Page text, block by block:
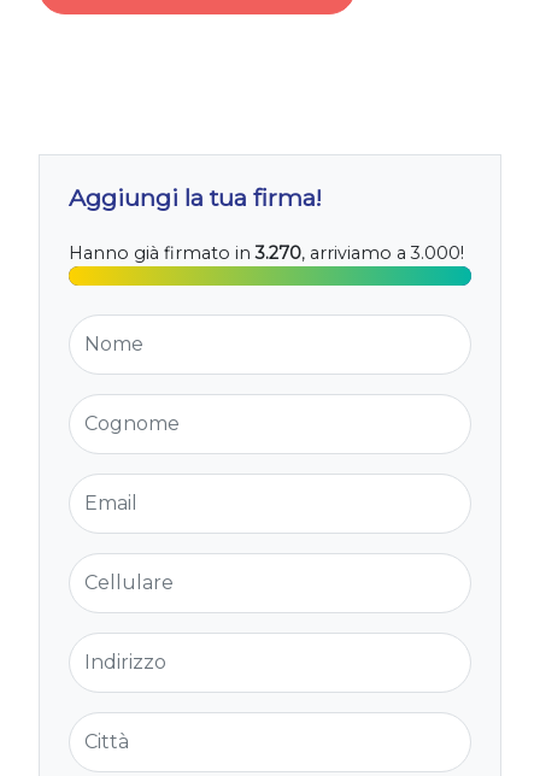
Aggiungi la tua firma!
Hanno già firmato in3.270, arriviamo a 3.000!
Nome
Cognome
Email
Cellulare
Indirizzo
Città